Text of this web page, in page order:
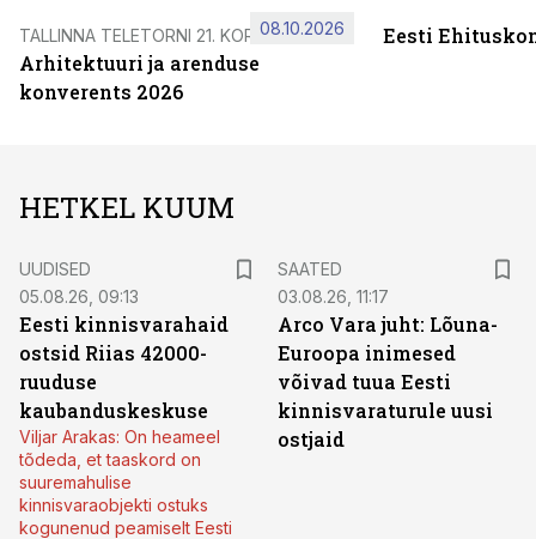
TALLINNA TELETORNI 21. KORRUSEL
Arhitektuuri ja arenduse
konverents 2026
08.10.2026 Eesti
HETKEL KUUM
UUDISED
05.08.26, 09:13
Eesti kinnisvarahaid
ostsid Riias 42000-
ruuduse
kaubanduskeskuse
Viljar Arakas: On heameel
tõdeda, et taaskord on
suuremahulise
kinnisvaraobjekti ostuks
kogunenud peamiselt Eesti
SAATED
03.08.26, 11:17
Arco Vara juht: Lõuna-
Euroopa inimesed
võivad tuua Eesti
kinnisvaraturule uusi
ostjaid